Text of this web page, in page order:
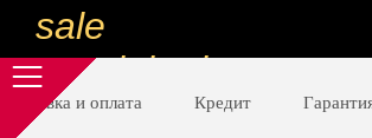
sale
special price
sale
Доставка и оплата Кредит